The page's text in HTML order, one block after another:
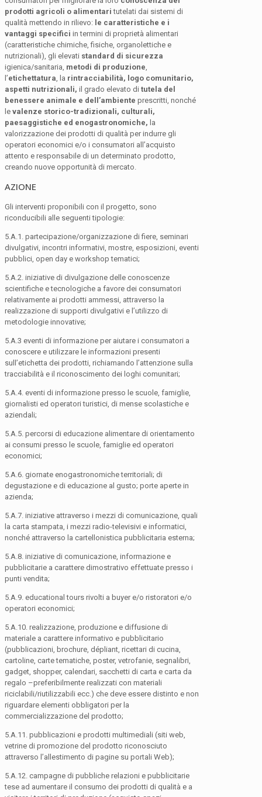
prodotti agricoli o alimentari tutelati dai sistemi di
qualità mettendo in rilievo: le caratteristiche e i
vantaggi specifici in termini di proprietà alimentari
(caratteristiche chimiche, fisiche, organolettiche e
nutrizionali), gli elevati standard di sicurezza
igienica/sanitaria, metodi di produzione,
l’etichettatura, la rintracciabilità, logo comunitario,
aspetti nutrizionali, il grado elevato di tutela del
benessere animale e dell’ambiente prescritti, nonché
le valenze storico-tradizionali, culturali,
paesaggistiche ed enogastronomiche, la
valorizzazione dei prodotti di qualità per indurre gli
operatori economici e/o i consumatori all’acquisto
attento e responsabile di un determinato prodotto,
creando nuove opportunità di mercato.
AZIONE
Gli interventi proponibili con il progetto, sono
riconducibili alle seguenti tipologie:
5.A.1. partecipazione/organizzazione di fiere, seminari
divulgativi, incontri informativi, mostre, esposizioni, eventi
pubblici, open day e workshop tematici;
5.A.2. iniziative di divulgazione delle conoscenze
scientifiche e tecnologiche a favore dei consumatori
relativamente ai prodotti ammessi, attraverso la
realizzazione di supporti divulgativi e l’utilizzo di
metodologie innovative;
5.A.3 eventi di informazione per aiutare i consumatori a
conoscere e utilizzare le informazioni presenti
sull’etichetta dei prodotti, richiamando l’attenzione sulla
tracciabilità e il riconoscimento dei loghi comunitari;
5.A.4. eventi di informazione presso le scuole, famiglie,
giornalisti ed operatori turistici, di mense scolastiche e
aziendali;
5.A.5. percorsi di educazione alimentare di orientamento
ai consumi presso le scuole, famiglie ed operatori
economici;
5.A.6. giornate enogastronomiche territoriali; di
degustazione e di educazione al gusto; porte aperte in
azienda;
5.A.7. iniziative attraverso i mezzi di comunicazione, quali
la carta stampata, i mezzi radio-televisivi e informatici,
nonché attraverso la cartellonistica pubblicitaria esterna;
5.A.8. iniziative di comunicazione, informazione e
pubblicitarie a carattere dimostrativo effettuate presso i
punti vendita;
5.A.9. educational tours rivolti a buyer e/o ristoratori e/o
operatori economici;
5.A.10. realizzazione, produzione e diffusione di
materiale a carattere informativo e pubblicitario
(pubblicazioni, brochure, dépliant, ricettari di cucina,
cartoline, carte tematiche, poster, vetrofanie, segnalibri,
gadget, shopper, calendari, sacchetti di carta e carta da
regalo –preferibilmente realizzati con materiali
riciclabili/riutilizzabili ecc.) che deve essere distinto e non
riguardare elementi obbligatori per la
commercializzazione del prodotto;
5.A.11. pubblicazioni e prodotti multimediali (siti web,
vetrine di promozione del prodotto riconosciuto
attraverso l’allestimento di pagine su portali Web);
5.A.12. campagne di pubbliche relazioni e pubblicitarie
tese ad aumentare il consumo dei prodotti di qualità e a